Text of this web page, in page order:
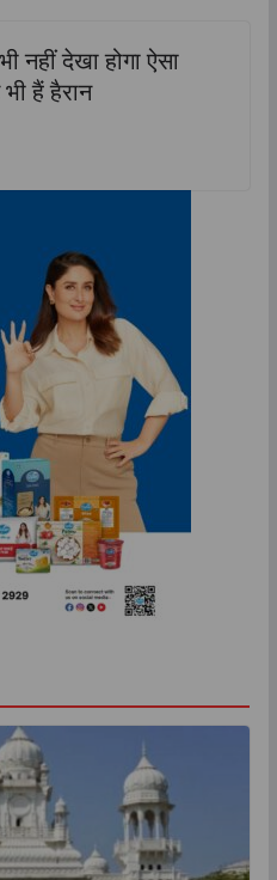
नहीं देखा होगा ऐसा
हैं हैरान